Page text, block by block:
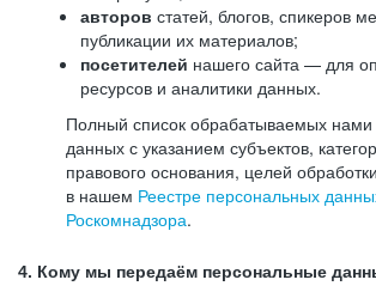
авторов статей, блогов, спикеров
публикации их материалов;
посетителей нашего сайта — для
ресурсов и аналитики данных.
Полный список обрабатываемых
данных с указанием субъектов,
правового основания, целей
в нашем Реестре персональных
Роскомнадзора.
4. Кому мы передаём персональные